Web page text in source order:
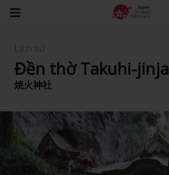
Đền thờ Takuhi-jinja
焼火神社